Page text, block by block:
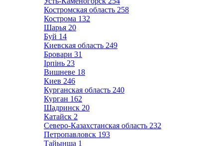
Костромская область 258
Кострома 132
Шарья 20
Буй 14
Киевская область 249
Бровари 31
Ірпінь 23
Вишневе 18
Киев 246
Курганская область 240
Курган 162
Шадринск 20
Катайск 2
Северо-Казахстанская область 232
Петропавловск 193
Тайынша 1